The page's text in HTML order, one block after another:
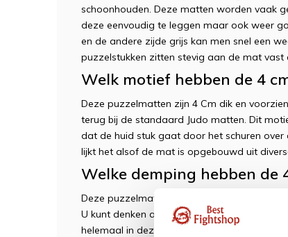
schoonhouden. Deze matten worden vaak
deze eenvoudig te leggen maar ook weer
en de andere zijde grijs kan men snel een
puzzelstukken zitten stevig aan de mat vast
Welk motief hebben de 4
Deze puzzelmatten zijn 4 Cm dik en
terug bij de standaard Judo matten. Dit
dat de huid stuk gaat door het schuren over
lijkt het alsof de mat is opgebouwd uit
Welke demping hebben de
Deze puzzelmatten worden veelal gebruikt
U kunt denken aan vechtsporten zoals Judo,
helemaal in deze mat wegzakt, dit is tot